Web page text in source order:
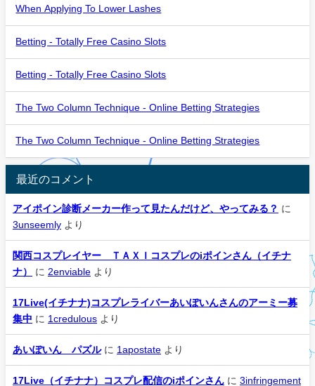
When Applying To Lower Lashes
Betting - Totally Free Casino Slots
Betting - Totally Free Casino Slots
The Two Column Technique - Online Betting Strategies
The Two Column Technique - Online Betting Strategies
最近のコメント
アイポイン診断メーカー作って見たんだけど、やってみる？ に
3unseemly より
関西コスプレイヤー ＴＡＸＩコスプレのiポインさん（イチナ
ナ）
に 2enviable より
17Live(イチナナ)コスプレライバーあいぽいんさんのアーミー募
集中 に 1credulous より
あいぽいん パズルに 1apostate より
17Live（イチナナ）コスプレ配信のiポインさん に 3infringement